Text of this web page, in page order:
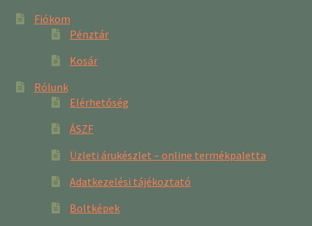
Fiókom
Pénztár
Kosár
Rólunk
Elérhetőség
ÁSZF
Üzleti árukészlet – online termékpaletta
Adatkezelési tájékoztató
Boltképek